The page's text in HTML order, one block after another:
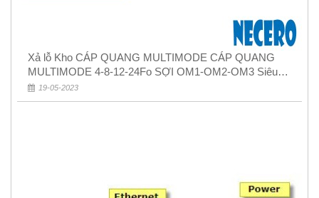
Xả lỗ Kho CÁP QUANG MULTIMODE CÁP QUANG
MULTIMODE 4-8-12-24Fo SỢI OM1-OM2-OM3 Siêu
Rẻ 5k
19-05-2023